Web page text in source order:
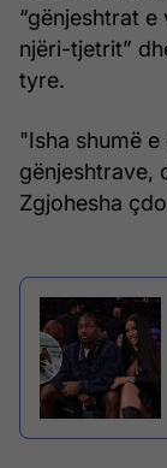
“gënjeshtrat e
njëri-tjetrit”
tyre.
"Isha shumë
gënjeshtrave,
Zgjohesha